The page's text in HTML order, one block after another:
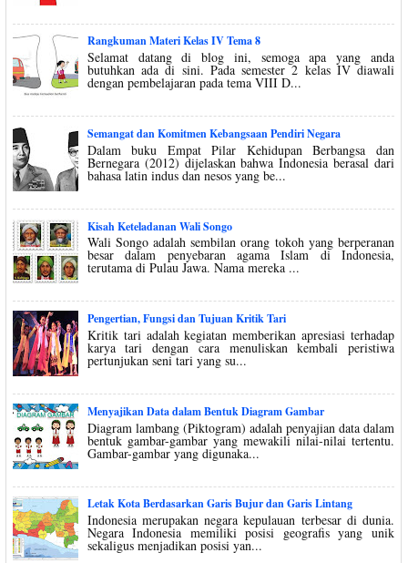
Rangkuman Materi Kelas IV Tema 8
Selamat datang di blog ini, semoga apa yang anda
butuhkan ada di sini. Pada semester 2 kelas IV diawali
dengan pembelajaran pada tema VIII D...
Semangat dan Komitmen Kebangsaan Pendiri Negara
Dalam buku Empat Pilar Kehidupan Berbangsa dan
Bernegara (2012) dijelaskan bahwa Indonesia berasal dari
bahasa latin indus dan nesos yang be...
Kisah Keteladanan Wali Songo
Wali Songo adalah sembilan orang tokoh yang berperanan
besar dalam penyebaran agama Islam di Indonesia,
terutama di Pulau Jawa. Nama mereka ...
Pengertian, Fungsi dan Tujuan Kritik Tari
Kritik tari adalah kegiatan memberikan apresiasi terhadap
karya tari dengan cara menuliskan kembali peristiwa
pertunjukan seni tari yang su...
Menyajikan Data dalam Bentuk Diagram Gambar
Diagram lambang (Piktogram) adalah penyajian data dalam
bentuk gambar-gambar yang mewakili nilai-nilai tertentu.
Gambar-gambar yang digunaka...
Letak Kota Berdasarkan Garis Bujur dan Garis Lintang
Indonesia merupakan negara kepulauan terbesar di dunia.
Negara Indonesia memiliki posisi geografis yang unik
sekaligus menjadikan posisi yan...